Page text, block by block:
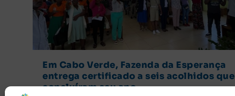
Em Cabo Verde, Fazenda da Esperança
entrega certificado a seis acolhidos que
concluíram seu ano